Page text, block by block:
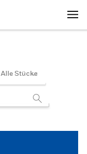
Alle Stücke